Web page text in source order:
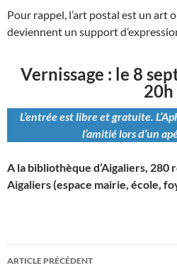
Pour rappel, l’art postal est un art
deviennent un support
Vernissage : le 8
20h
L’entrée est libre et gratuite.
l’amitié lors d’un
A la bibliothèque d’Aigaliers, 280
Aigaliers (espace mairie, école,
Navigation
ARTICLE PRÉCÉDENT